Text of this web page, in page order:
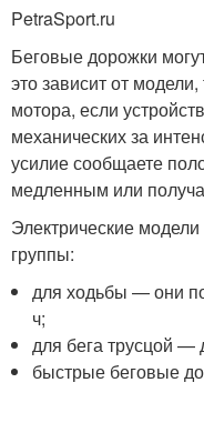
PetraSport.ru
Беговые дорожки
это зависит от
мотора, если
механических за
усилие сообщаете
медленным или
Электрические
группы:
для ходьбы — они
ч;
для бега трусцой —
быстрые беговые